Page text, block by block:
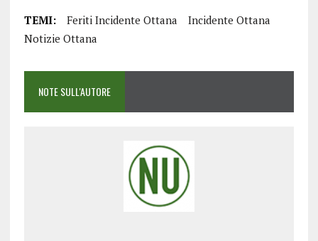
TEMI: Feriti Incidente Ottana
Incidente Ottana
Notizie Ottana
NOTE SULL'AUTORE